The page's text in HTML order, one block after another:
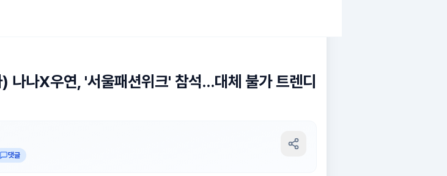
나X우연, '서울패션위크' 참석…대체 불가 트렌디
댓글